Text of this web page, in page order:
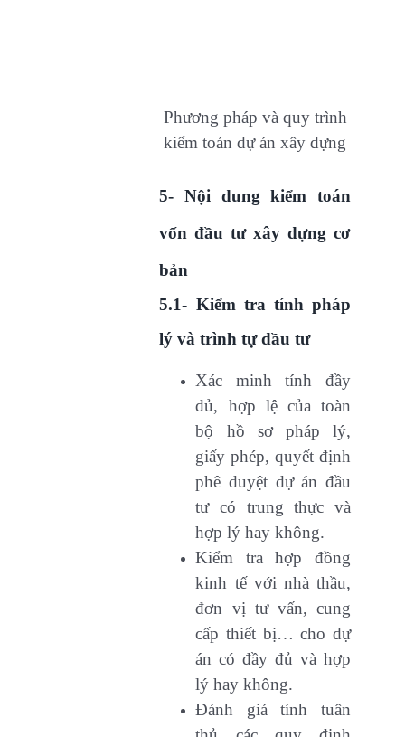
Phương pháp và quy trình
kiểm toán dự án xây dựng
5- Nội dung kiểm toán
vốn đầu tư xây dựng cơ
bản
5.1- Kiểm tra tính pháp
lý và trình tự đầu tư
Xác minh tính đầy
đủ, hợp lệ của toàn
bộ hồ sơ pháp lý,
giấy phép, quyết định
phê duyệt dự án đầu
tư có trung thực và
hợp lý hay không.
Kiểm tra hợp đồng
kinh tế với nhà thầu,
đơn vị tư vấn, cung
cấp thiết bị… cho dự
án có đầy đủ và hợp
lý hay không.
Đánh giá tính tuân